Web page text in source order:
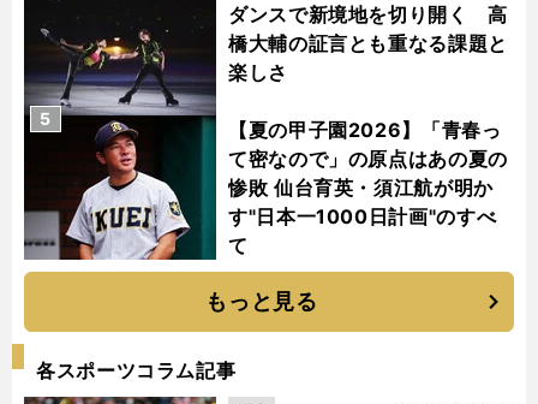
ダンスで新境地を切り開く 高
橋大輔の証言とも重なる課題と
楽しさ
【夏の甲子園2026】「青春っ
て密なので」の原点はあの夏の
惨敗 仙台育英・須江航が明か
す"日本一1000日計画"のすべ
て
5
もっと見る
各スポーツコラム記事